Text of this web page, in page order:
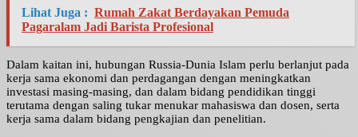
Lihat Juga : Rumah Zakat Berdayakan Pemuda
Pagaralam Jadi Barista Profesional
Dalam kaitan ini, hubungan Russia-Dunia Islam perlu berlanjut pada
kerja sama ekonomi dan perdagangan dengan meningkatkan
investasi masing-masing, dan dalam bidang pendidikan tinggi
terutama dengan saling tukar menukar mahasiswa dan dosen, serta
kerja sama dalam bidang pengkajian dan penelitian.